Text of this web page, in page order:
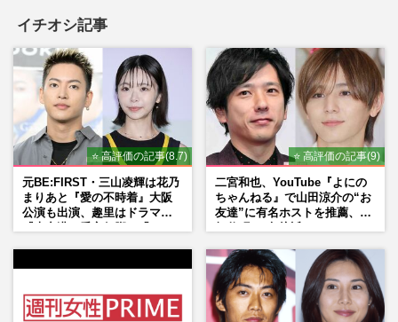
イチオシ記事
⭐ 高評価の記事(8.7)
元BE:FIRST・三山凌輝は花乃
まりあと『愛の不時着』大阪
公演も出演、趣里はドラマ
⭐ 高評価の記事(9)
二宮和也、YouTube『よにの
ちゃんねる』で山田涼介の“お
友達”に有名ホストを推薦、歌